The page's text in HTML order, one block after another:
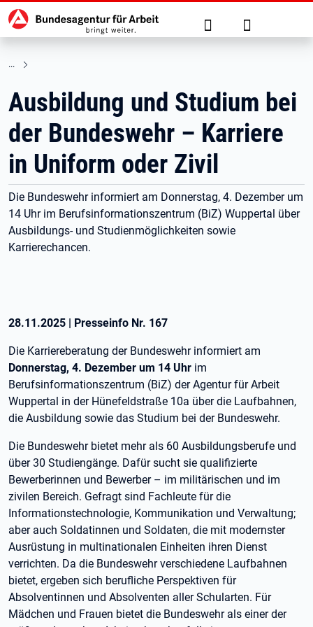
zu den Hauptinhalten springen
Hauptnavigation Suche Anmelden
Ausbildung und Studium bei
der Bundeswehr – Karriere
in Uniform oder Zivil
Die Bundeswehr informiert am Donnerstag, 4. Dezember um
14 Uhr im Berufsinformationszentrum (BiZ) Wuppertal über
Ausbildungs- und Studienmöglichkeiten sowie
Karrierechancen.
28.11.2025 | Presseinfo Nr. 167
Die Karriereberatung der Bundeswehr informiert am
Donnerstag, 4. Dezember um 14 Uhr im
Berufsinformationszentrum (BiZ) der Agentur für Arbeit
Wuppertal in der Hünefeldstraße 10a über die Laufbahnen,
die Ausbildung sowie das Studium bei der Bundeswehr.
Die Bundeswehr bietet mehr als 60 Ausbildungsberufe und
über 30 Studiengänge. Dafür sucht sie qualifizierte
Bewerberinnen und Bewerber – im militärischen und im
zivilen Bereich. Gefragt sind Fachleute für die
Informationstechnologie, Kommunikation und Verwaltung;
aber auch Soldatinnen und Soldaten, die mit modernster
Ausrüstung in multinationalen Einheiten ihren Dienst
verrichten. Da die Bundeswehr verschiedene Laufbahnen
bietet, ergeben sich berufliche Perspektiven für
Absolventinnen und Absolventen aller Schularten. Für
Mädchen und Frauen bietet die Bundeswehr als einer der